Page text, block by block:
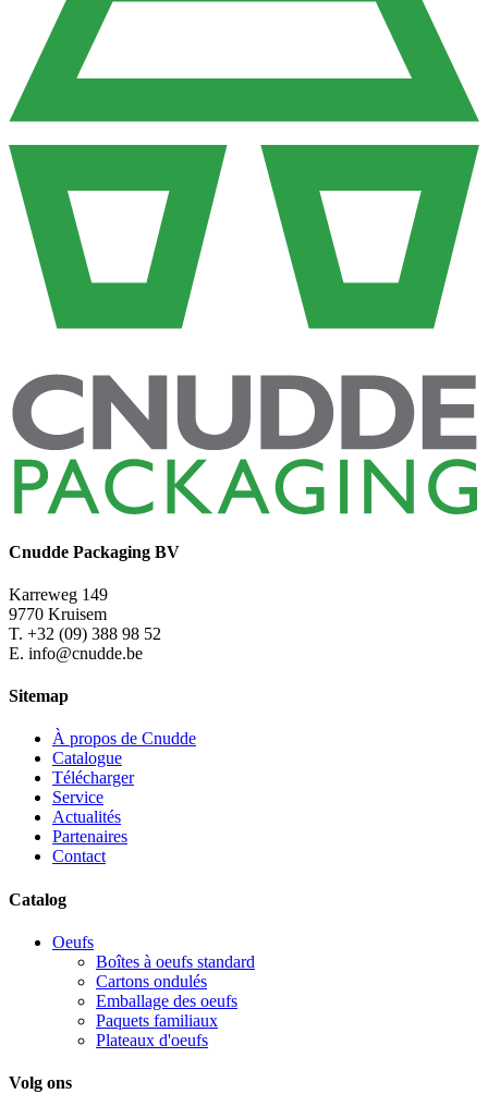
Cnudde Packaging BV
Karreweg 149
9770 Kruisem
T. +32 (09) 388 98 52
E. info@cnudde.be
Sitemap
À propos de Cnudde
Catalogue
Télécharger
Service
Actualités
Partenaires
Contact
Catalog
Oeufs
Boîtes à oeufs standard
Cartons ondulés
Emballage des oeufs
Paquets familiaux
Plateaux d'oeufs
Volg ons